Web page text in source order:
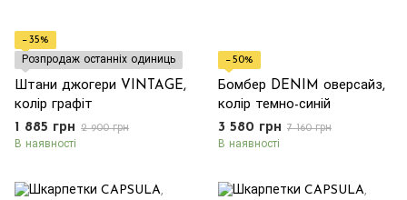
−35%
Розпродаж останніх одиниць
Штани джогери VINTAGE,
колір графіт
1 885 грн 2 900 грн
В наявності
−50%
Бомбер DENIM оверсайз,
колір темно-синій
3 580 грн 7 160 грн
В наявності